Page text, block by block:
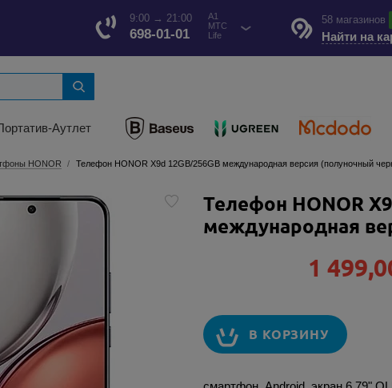
58 магазинов
Найти на
9:00 → 21:00
698-01-01
A1
МТС
Life
Аутлет
HONOR Телефон HONOR X9d 12GB/256GB международная версия (полуночный
Телефон HONOR
международная
1
В КОРЗИНУ